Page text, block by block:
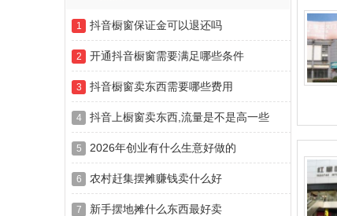
1 抖音橱窗保证金可以退还吗
2 开通抖音橱窗需要满足哪些条件
3 抖音橱窗卖东西需要哪些费用
4 抖音上橱窗卖东西,流量是不是高一些
5 2026年创业有什么生意好做的
6 农村赶集摆摊赚钱卖什么好
7 新手摆地摊什么东西最好卖